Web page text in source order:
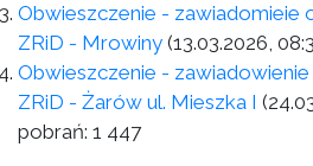
Obwieszczenie - zawiadomieie
ZRiD - Mrowiny (13.03.2026,
Obwieszczenie -
ZRiD - Żarów ul. Mieszka I
pobrań: 1 447